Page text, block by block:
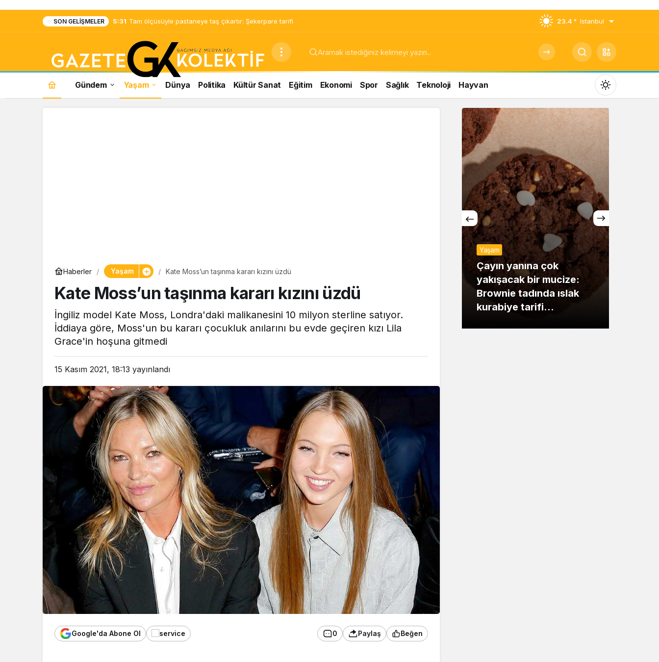
SON GELIŞMELER 5:31 Tam ölçüsüyle pastaneye taş çıkartır: Şekerpare tarifi 23.4 ° Istanbul
Gündem Yaşam Dünya Politika Kültür Sanat Eğitim Ekonomi Spor Sağlık Teknoloji Hayvan
Mod
değiştir
Gündüz Modu
Gündüz modunu seçin.
Gece Modu
Gece modunu seçin.
Sistem Modu
Sistem modunu seçin.
Haberler Yaşam Kate Moss’un taşınma kararı kızını üzdü
Kate Moss’un taşınma kararı kızını üzdü
İngiliz model Kate Moss, Londra'daki malikanesini 10 milyon sterline satıyor.
İddiaya göre, Moss'un bu kararı çocukluk anılarını bu evde geçiren kızı Lila
Grace'in hoşuna gitmedi
15 Kasım 2021, 18:13 yayınlandı
Google'da Abone Ol 0 Paylaş Beğen
pastaneye taş çıkartır:
Yaşam
Çayın yanına çok
yakışacak bir mucize:
Brownie tadında ıslak
kurabiye tarifi…